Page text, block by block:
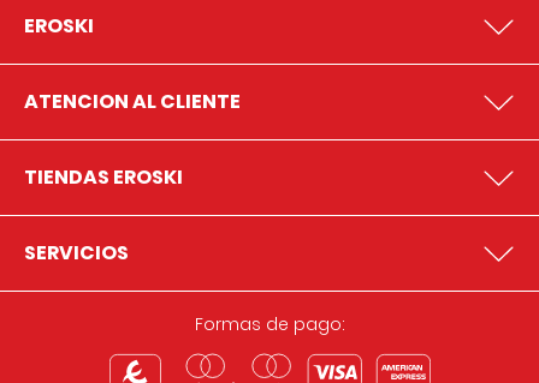
EROSKI
ATENCION AL CLIENTE
TIENDAS EROSKI
SERVICIOS
Formas de pago: